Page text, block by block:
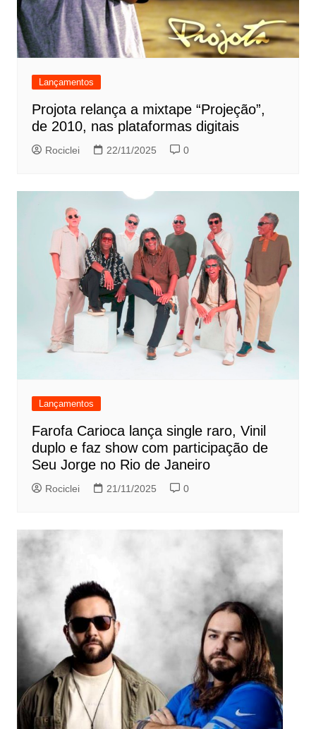
Lançamentos
Projota relança a mixtape “Projeção”,
de 2010, nas plataformas digitais
Rociclei 22/11/2025 0
Lançamentos
Farofa Carioca lança single raro, Vinil
duplo e faz show com participação de
Seu Jorge no Rio de Janeiro
Rociclei 21/11/2025 0